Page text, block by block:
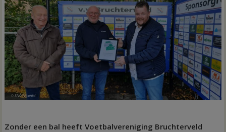
Zonder een bal heeft Voetbalvereniging Bruchterveld